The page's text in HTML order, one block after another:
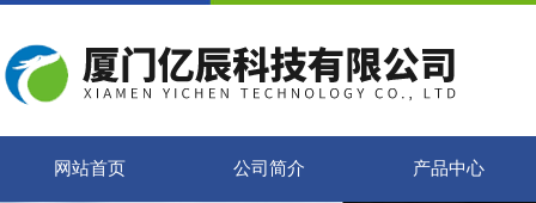
网站首页 公司简介 产品中心